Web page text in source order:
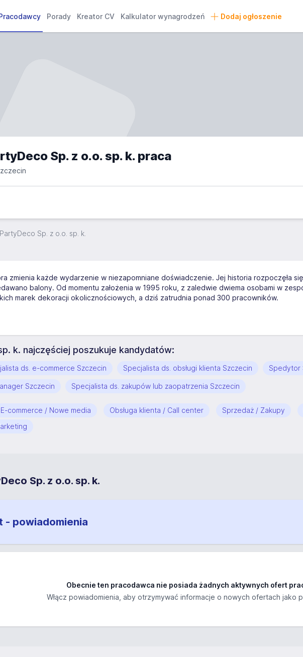
Porady Kreator CV Kalkulator wynagrodzeń Dodaj ogłoszenie
Sp. z o.o. sp. k. praca
PartyDeco Sp. z o.o. sp. k.
zmienia każde wydarzenie w niezapomniane doświadczenie. Jej historia rozpoczęła
balony. Od momentu założenia w 1995 roku, z zaledwie dwiema osobami w
marek dekoracji okolicznościowych, a dziś zatrudnia ponad 300 pracowników.
k. najczęściej poszukuje kandydatów:
ds. e-commerce Szczecin Specjalista ds. obsługi klienta Szczecin Spedytor
Szczecin Specjalista ds. zakupów lub zaopatrzenia Szczecin
commerce / Nowe media Obsługa klienta / Call center Sprzedaż / Zakupy
Sp. z o.o. sp. k.
- powiadomienia
Obecnie ten pracodawca nie posiada żadnych aktywnych ofert
Włącz powiadomienia, aby otrzymywać informacje o nowych ofertach jako